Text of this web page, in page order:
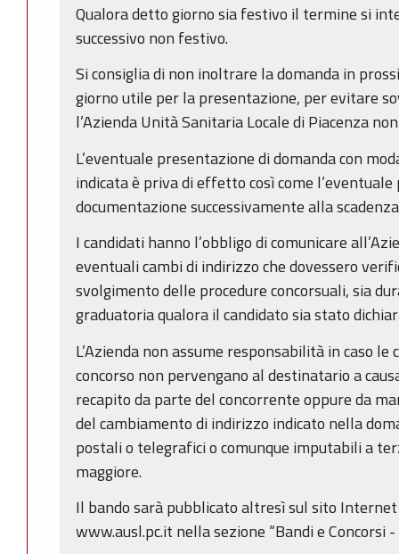
Qualora detto giorno sia festivo il termine si
successivo non festivo.
Si consiglia di non inoltrare la domanda in
giorno utile per la presentazione, per evitare
l’Azienda Unità Sanitaria Locale di Piacenza
L’eventuale presentazione di domanda con
indicata è priva di effetto così come
documentazione successivamente alla scadenza
I candidati hanno l’obbligo di comunicare
eventuali cambi di indirizzo che dovessero
svolgimento delle procedure concorsuali, sia
graduatoria qualora il candidato sia stato
L’Azienda non assume responsabilità in caso
concorso non pervengano al destinatario a
recapito da parte del concorrente oppure da
del cambiamento di indirizzo indicato nella
postali o telegrafici o comunque imputabili a
maggiore.
Il bando sarà pubblicato altresì sul sito Internet
www.ausl.pc.it nella sezione “Bandi e Concorsi